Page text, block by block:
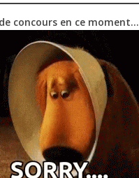
concours en ce moment…